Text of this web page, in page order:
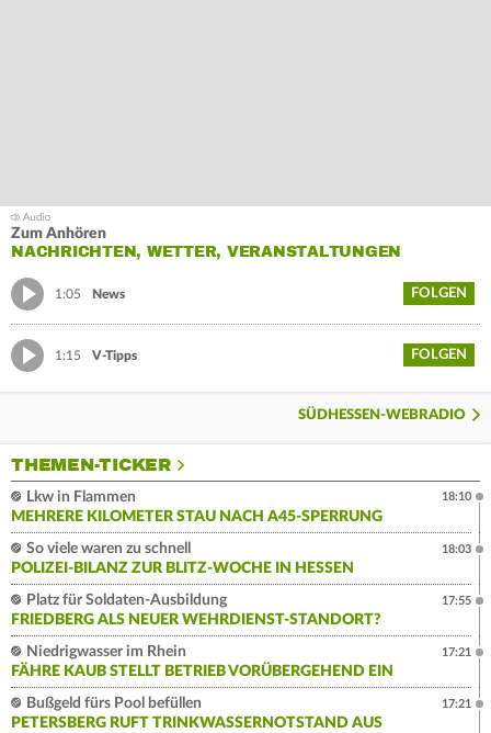
Zum Anhören
NACHRICHTEN, WETTER, VERANSTALTUNGEN
1:05 News FOLGEN
1:15 V-Tipps FOLGEN
SÜDHESSEN-WEBRADIO
THEMEN-TICKER
Lkw in Flammen
MEHRERE KILOMETER STAU NACH A45-SPERRUNG
18:10
So viele waren zu schnell
POLIZEI-BILANZ ZUR BLITZ-WOCHE IN HESSEN
18:03
Platz für Soldaten-Ausbildung
FRIEDBERG ALS NEUER WEHRDIENST-STANDORT?
17:55
Niedrigwasser im Rhein
FÄHRE KAUB STELLT BETRIEB VORÜBERGEHEND EIN
17:21
Bußgeld fürs Pool befüllen
PETERSBERG RUFT TRINKWASSERNOTSTAND AUS
17:21